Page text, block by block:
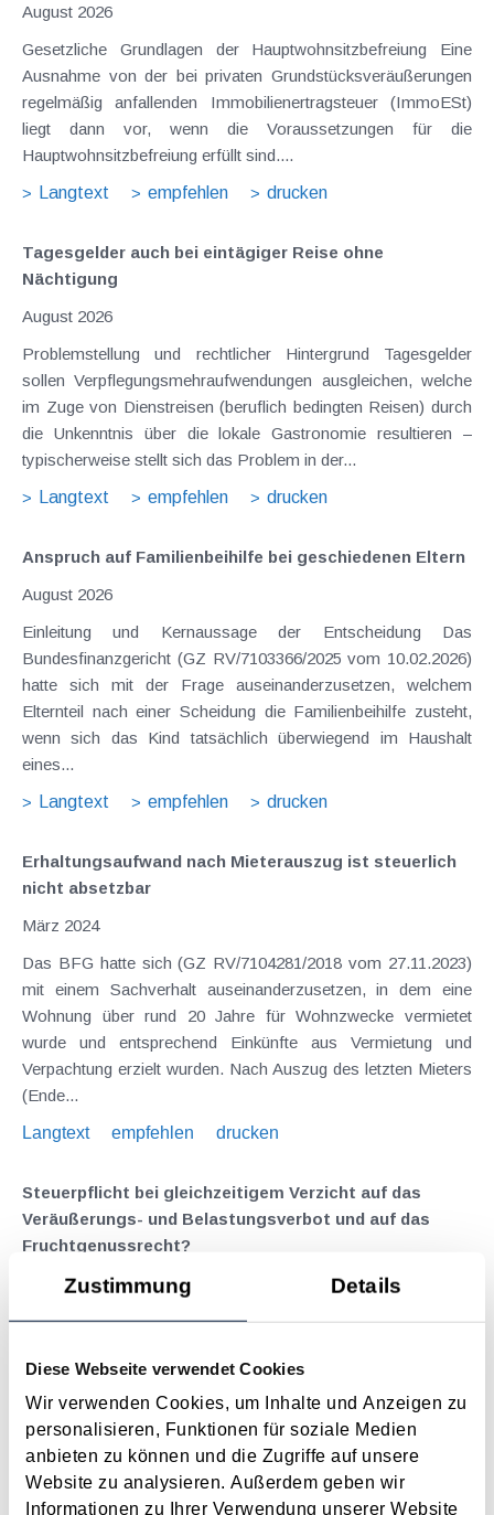
Zustimmung Details
Diese Webseite verwendet Cookies
Wir verwenden Cookies, um Inhalte und Anzeigen zu
personalisieren, Funktionen für soziale Medien
anbieten zu können und die Zugriffe auf unsere
Website zu analysieren. Außerdem geben wir
Informationen zu Ihrer Verwendung unserer Website
August 2026
Gesetzliche Grundlagen der Hauptwohnsitzbefreiung Eine
Ausnahme von der bei privaten Grundstücksveräußerungen
regelmäßig anfallenden Immobilienertragsteuer (ImmoESt)
liegt dann vor, wenn die Voraussetzungen für die
Hauptwohnsitzbefreiung erfüllt sind....
Langtext
empfehlen drucken
Tagesgelder auch bei eintägiger Reise ohne
Nächtigung
August 2026
Problemstellung und rechtlicher Hintergrund Tagesgelder
sollen Verpflegungsmehraufwendungen ausgleichen, welche
im Zuge von Dienstreisen (beruflich bedingten Reisen) durch
die Unkenntnis über die lokale Gastronomie resultieren –
typischerweise stellt sich das Problem in der...
Langtext
empfehlen drucken
Anspruch auf Familienbeihilfe bei geschiedenen Eltern
August 2026
Einleitung und Kernaussage der Entscheidung Das
Bundesfinanzgericht (GZ RV/7103366/2025 vom 10.02.2026)
hatte sich mit der Frage auseinanderzusetzen, welchem
Elternteil nach einer Scheidung die Familienbeihilfe zusteht,
wenn sich das Kind tatsächlich überwiegend im Haushalt
eines...
Langtext
empfehlen drucken
Erhaltungsaufwand nach Mieterauszug ist steuerlich
nicht absetzbar
März 2024
Das BFG hatte sich (GZ RV/7104281/2018 vom 27.11.2023)
mit einem Sachverhalt auseinanderzusetzen, in dem eine
Wohnung über rund 20 Jahre für Wohnzwecke vermietet
wurde und entsprechend Einkünfte aus Vermietung und
Verpachtung erzielt wurden. Nach Auszug des letzten Mieters
(Ende...
Langtext
empfehlen drucken
Steuerpflicht bei gleichzeitigem Verzicht auf das
Veräußerungs- und Belastungsverbot und auf das
Fruchtgenussrecht?
August 2022
Einer Steuerpflichtigen war auf einer Liegenschaft sowohl ein
Belastungsverbot eingeräumt worden. Nachdem sie
vertraglich auf beide Rechte verzichtet hatte, erhielt sie eine
Pauschalsumme von 500.000 €. Der VwGH musste...
Langtext
empfehlen drucken